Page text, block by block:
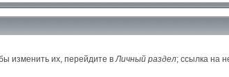
изменить их, перейдите вЛичный раздел; ссылка на